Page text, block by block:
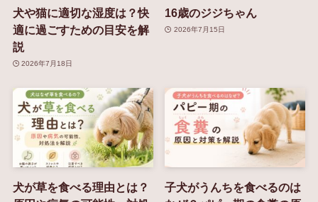
犬や猫に適切な湿度は？快
適に過ごすための目安を解
説
2026年7月18日
16歳のジジちゃん
2026年7月15日
犬が草を食べる理由とは？
子犬がうんちを食べるのは